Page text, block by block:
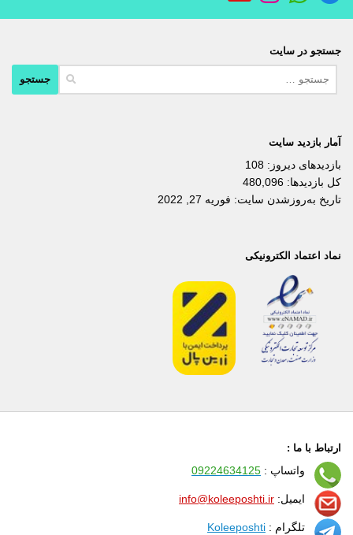
جستجو در سایت
آمار بازدید سایت
بازدیدهای دیروز: 108
کل بازدیدها: 480,096
تاریخ به‌روزشدن سایت: فوریه 27, 2022
نماد اعتماد الکترونیکی
ارتباط با ما :
واتساپ : 09224634125
ایمیل: info@koleeposhti.ir
تلگرام : Koleeposhti